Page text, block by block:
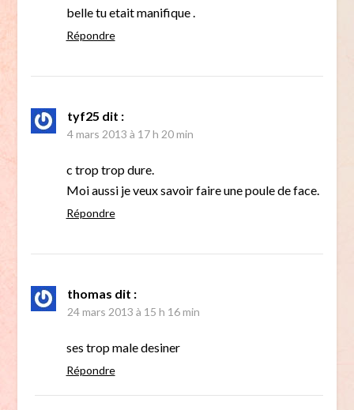
belle tu etait manifique .
Répondre
tyf25 dit :
4 mars 2013 à 17 h 20 min
c trop trop dure.
Moi aussi je veux savoir faire une poule de face.
Répondre
thomas dit :
24 mars 2013 à 15 h 16 min
ses trop male desiner
Répondre